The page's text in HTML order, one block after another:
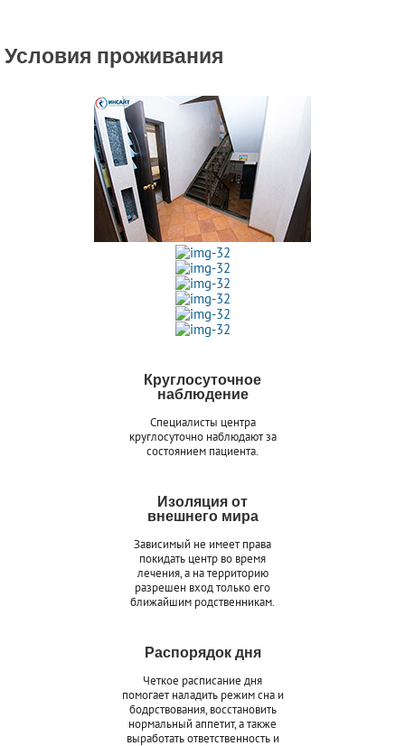
Условия проживания
Круглосуточное
наблюдение
Специалисты центра
круглосуточно наблюдают за
состоянием пациента.
Изоляция от
внешнего мира
Зависимый не имеет права
покидать центр во время
лечения, а на территорию
разрешен вход только его
ближайшим родственникам.
Распорядок дня
Четкое расписание дня
помогает наладить режим сна и
бодрствования, восстановить
нормальный аппетит, а также
выработать ответственность и